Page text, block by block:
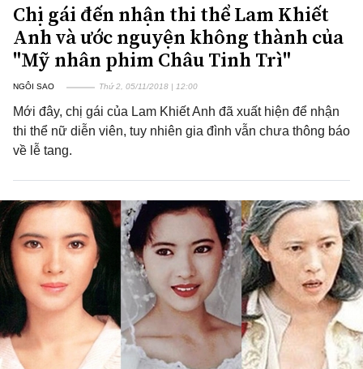
Chị gái đến nhận thi thể Lam Khiết
Anh và ước nguyện không thành của
"Mỹ nhân phim Châu Tinh Trì"
NGÔI SAO Thứ 2, 05/11/2018 | 12:00
Mới đây, chị gái của Lam Khiết Anh đã xuất hiện để nhận
thi thể nữ diễn viên, tuy nhiên gia đình vẫn chưa thông báo
về lễ tang.